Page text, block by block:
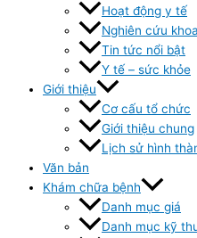
Hoạt động y tế
Nghiên cứu
Tin tức nổi bật
Y tế – sức khỏe
Giới thiệu
Cơ cấu tổ chức
Giới thiệu chung
Lịch sử hình
Văn bản
Khám chữa bệnh
Danh mục giá
Danh mục kỹ